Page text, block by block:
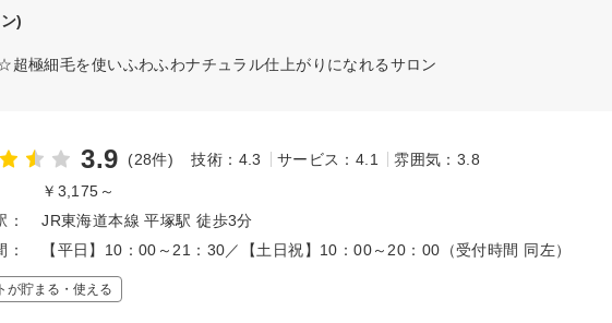
)
超極細毛を使いふわふわナチュラル仕上がりになれるサロン
3.9 (28件) 技術：4.3 サービス：4.1
雰囲気：3.8
￥3,175～
：
JR東海道本線 平塚駅 徒歩3分
：
【平日】10：00～21：30／【土日祝】10：00～20：00（受付時間 同左）
が貯まる・使える